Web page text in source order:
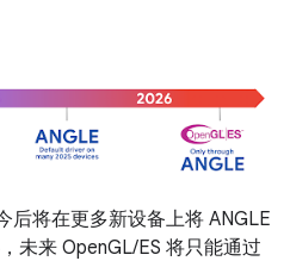
后将在更多新设备上将 ANGLE
未来 OpenGL/ES 将只能通过